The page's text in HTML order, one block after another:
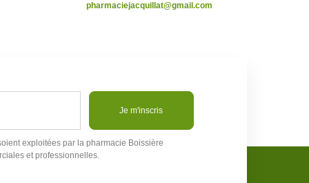
pharmaciejacquillat@gmail.com
Je m'inscris
exploitées par la pharmacie Boissière
et professionnelles.